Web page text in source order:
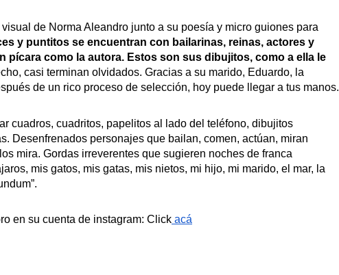
de Norma Aleandro junto a su poesía y micro guiones para
y puntitos se encuentran con bailarinas, reinas, actores y
pícara como la autora. Estos son sus dibujitos, como a ella le
casi terminan olvidados. Gracias a su marido, Eduardo, la
de un rico proceso de selección, hoy puede llegar a tus manos.
cuadros, cuadritos, papelitos al lado del teléfono, dibujitos
Desenfrenados personajes que bailan, comen, actúan, miran
mira. Gordas irreverentes que sugieren noches de franca
mis gatos, mis gatas, mis nietos, mi hijo, mi marido, el mar, la
en su cuenta de instagram: Click acá